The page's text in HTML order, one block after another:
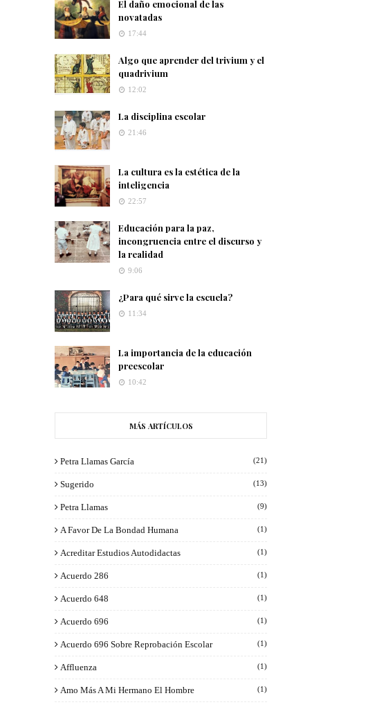
El daño emocional de las
novatadas
17:44
Algo que aprender del trivium y el
quadrivium
12:02
La disciplina escolar
21:46
La cultura es la estética de la
inteligencia
22:57
Educación para la paz,
incongruencia entre el discurso y
la realidad
9:06
¿Para qué sirve la escuela?
11:34
La importancia de la educación
preescolar
10:42
MÁS ARTÍCULOS
Petra Llamas García (21)
Sugerido (13)
Petra Llamas (9)
A Favor De La Bondad Humana (1)
Acreditar Estudios Autodidactas (1)
Acuerdo 286 (1)
Acuerdo 648 (1)
Acuerdo 696 (1)
Acuerdo 696 Sobre Reprobación Escolar (1)
Affluenza (1)
Amo Más A Mi Hermano El Hombre (1)